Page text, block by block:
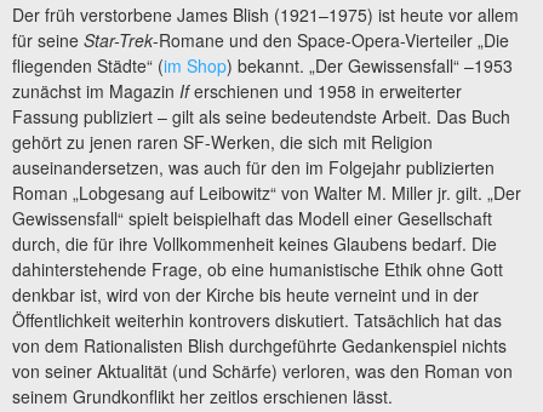
Der früh verstorbene James Blish (1921–1975) ist heute vor allem
für seine Star-Trek-Romane und den Space-Opera-Vierteiler „Die
fliegenden Städte“ (im Shop) bekannt. „Der Gewissensfall“ –1953
zunächst im Magazin Iferschienen und 1958 in erweiterter
Fassung publiziert – gilt als seine bedeutendste Arbeit. Das Buch
gehört zu jenen raren SF-Werken, die sich mit Religion
auseinandersetzen, was auch für den im Folgejahr publizierten
Roman „Lobgesang auf Leibowitz“ von Walter M. Miller jr. gilt. „Der
Gewissensfall“ spielt beispielhaft das Modell einer Gesellschaft
durch, die für ihre Vollkommenheit keines Glaubens bedarf. Die
dahinterstehende Frage, ob eine humanistische Ethik ohne Gott
denkbar ist, wird von der Kirche bis heute verneint und in der
Öffentlichkeit weiterhin kontrovers diskutiert. Tatsächlich hat das
von dem Rationalisten Blish durchgeführte Gedankenspiel nichts
von seiner Aktualität (und Schärfe) verloren, was den Roman von
seinem Grundkonflikt her zeitlos erschienen lässt.